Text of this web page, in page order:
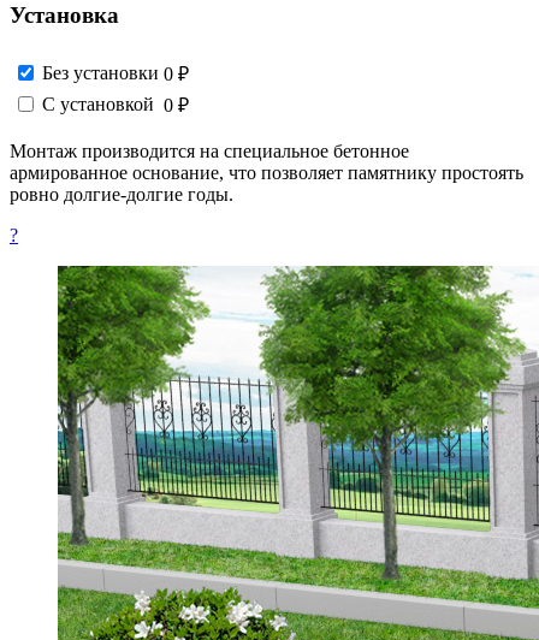
Установка
Без установки 0 ₽
С установкой 0 ₽
Монтаж производится на специальное бетонное
армированное основание, что позволяет памятнику простоять
ровно долгие-долгие годы.
?